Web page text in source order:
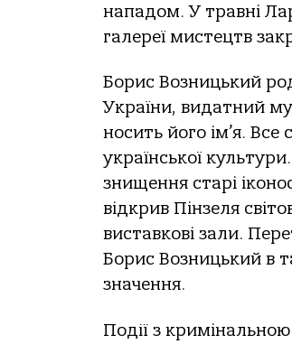
нападом. У травні
галереї мистецтв
Борис Возницький
України, видатний
носить його ім’я.
української
знищення старі
відкрив Пінзеля
виставкові зали.
Борис Возницький в
значення.
Події з